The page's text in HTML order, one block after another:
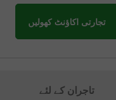
تجارتی اکاؤنٹ کھولیں
تاجران کے لئے